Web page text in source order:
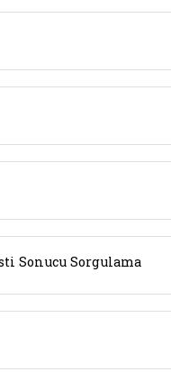
Sonucu Sorgulama